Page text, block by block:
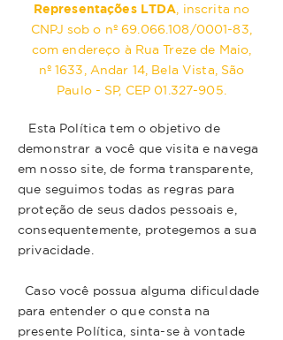
Representações LTDA , inscrita no
CNPJ sob o nº69.066.108/0001-83,
com endereço à Rua Treze de Maio,
nº 1633, Andar 14, Bela Vista, São
Paulo - SP, CEP 01.327-905
Esta Política tem o objetivo de
demonstrar a você que visita e navega
em nosso site, de forma transparente,
que seguimos todas as regras para
proteção de seus dados pessoais e,
consequentemente, protegemos a sua
privacidade.
Caso você possua alguma dificuldade
para entender o que consta na
presente Política, sinta-se à vontade